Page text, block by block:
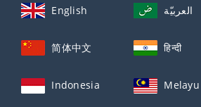
English العربيّة
简体中文 हिन्दी
Indonesia Melayu